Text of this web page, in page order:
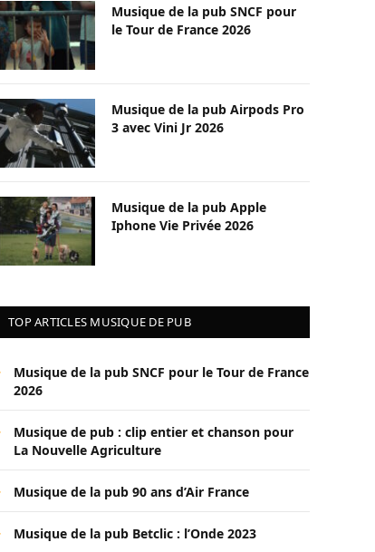
Musique de la pub SNCF pour
le Tour de France 2026
Musique de la pub Airpods Pro
3 avec Vini Jr 2026
Musique de la pub Apple
Iphone Vie Privée 2026
TOP ARTICLES MUSIQUE DE PUB
Musique de la pub SNCF pour le Tour de France
2026
Musique de pub : clip entier et chanson pour
La Nouvelle Agriculture
Musique de la pub 90 ans d’Air France
Musique de la pub Betclic : l’Onde 2023